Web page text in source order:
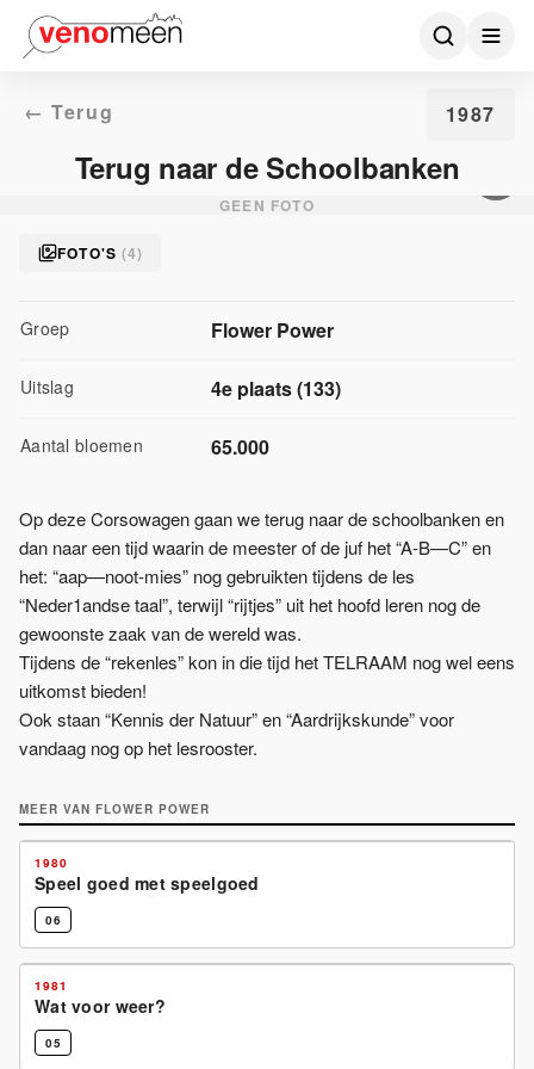
← Terug 1987
Terug naar de Schoolbanken
GEEN FOTO
FOTO'S (4)
Groep Flower Power
Uitslag 4e plaats(133)
Aantal bloemen 65.000
Op deze Corsowagen gaan we terug naar de schoolbanken en
dan naar een tijd waarin de meester of de juf het “A-B—C” en
het: “aap—noot-mies” nog gebruikten tijdens de les
“Neder1andse taal”, terwijl “rijtjes” uit het hoofd leren nog de
gewoonste zaak van de wereld was.
Tijdens de “rekenles” kon in die tijd het TELRAAM nog wel eens
uitkomst bieden!
Ook staan “Kennis der Natuur” en “Aardrijkskunde” voor
vandaag nog op het lesrooster.
MEER VAN FLOWER POWER
1980
Speel goed met speelgoed
06
1981
Wat voor weer?
05